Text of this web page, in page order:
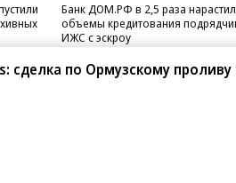
Банк ДОМ.РФ в 2,5 раза нарастил
объемы кредитования
ИЖС с эскроу
сделка по Ормузскому